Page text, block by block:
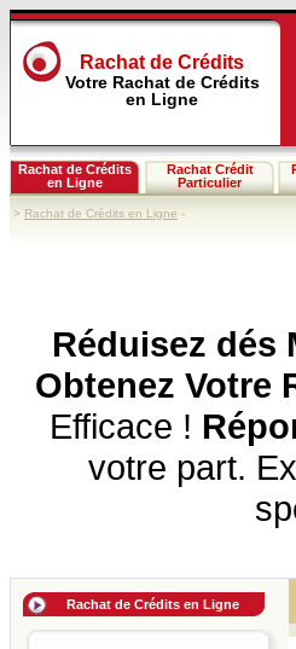
Rachat de Crédits
Votre Rachat de Crédits
en Ligne
Rachat de Crédits
en Ligne
Rachat Crédit
Particulier
> Rachat de Crédits en Ligne -
Réduisez dés
Obtenez Votre
Efficace !
votre part.
Rachat de Crédits en Ligne